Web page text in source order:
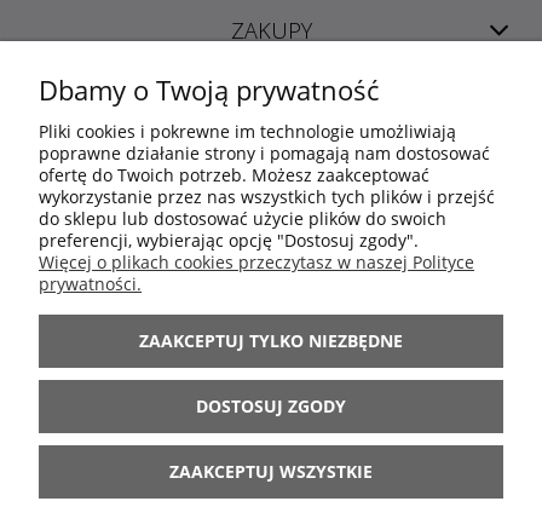
ZAKUPY
POMOC
MOJE KONTO
INFORMACJE
ARANŻACJE
BĄDŹ Z NAMI
Dbamy o Twoją prywatność
Pliki cookies i pokrewne im technologie umożliwiają
poprawne działanie strony i pomagają nam dostosować
ofertę do Twoich potrzeb. Możesz zaakceptować
wykorzystanie przez nas wszystkich tych plików i przejść
do sklepu lub dostosować użycie plików do swoich
preferencji, wybierając opcję "Dostosuj zgody".
Więcej o plikach cookies przeczytasz w naszej Polityce
prywatności.
ZAAKCEPTUJ TYLKO NIEZBĘDNE
DOSTOSUJ ZGODY
ZAAKCEPTUJ WSZYSTKIE